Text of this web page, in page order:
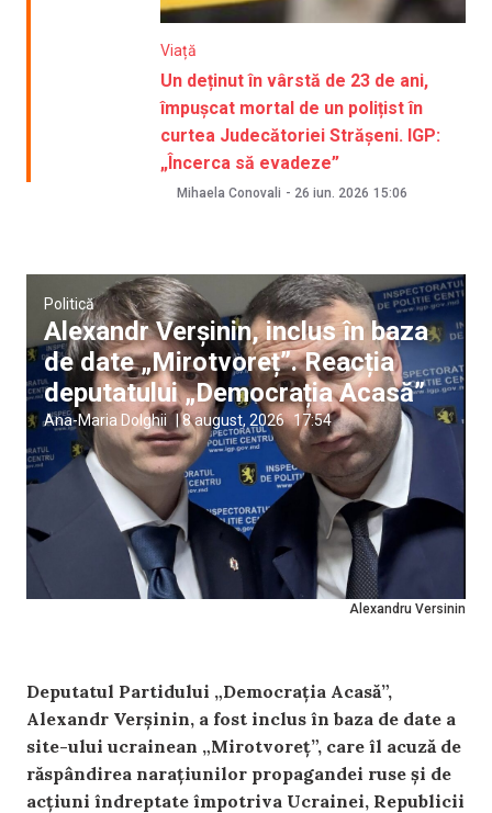
Viață
Un deținut în vârstă de 23 de ani,
împușcat mortal de un polițist în
curtea Judecătoriei Strășeni. IGP:
„Încerca să evadeze”
Mihaela Conovali - 26 iun. 2026 15:06
Alexandru Versinin
Politică
Alexandr Verșinin, inclus în baza
de date „Mirotvoreț”. Reacția
deputatului „Democrația Acasă”
Ana-Maria Dolghii 8 august, 2026 17:54
Deputatul Partidului „Democrația Acasă”,
Alexandr Verșinin, a fost inclus în baza de date a
site-ului ucrainean „Mirotvoreț”, care îl acuză de
răspândirea narațiunilor propagandei ruse și de
acțiuni îndreptate împotriva Ucrainei, Republicii